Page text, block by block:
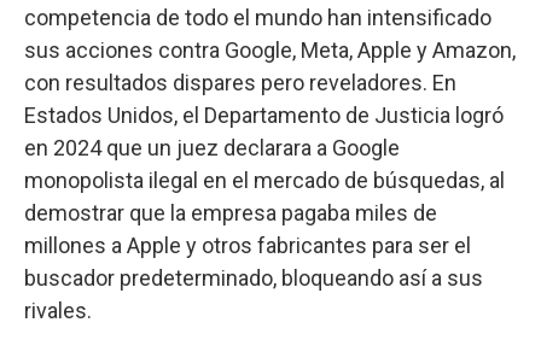
competencia de todo el mundo han intensificado
sus acciones contra Google, Meta, Apple y Amazon,
con resultados dispares pero reveladores. En
Estados Unidos, el Departamento de Justicia logró
en 2024 que un juez declarara a Google
monopolista ilegal en el mercado de búsquedas, al
demostrar que la empresa pagaba miles de
millones a Apple y otros fabricantes para ser el
buscador predeterminado, bloqueando así a sus
rivales.